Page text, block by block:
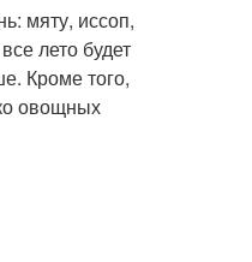
мяту, иссоп,
лето будет
Кроме того,
овощных